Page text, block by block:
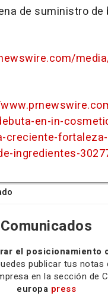
de suministro de
en-in-
creciente-
ingredientes-
Comunicados
el posicionamiento
publicar tus notas
en la sección de
europa press